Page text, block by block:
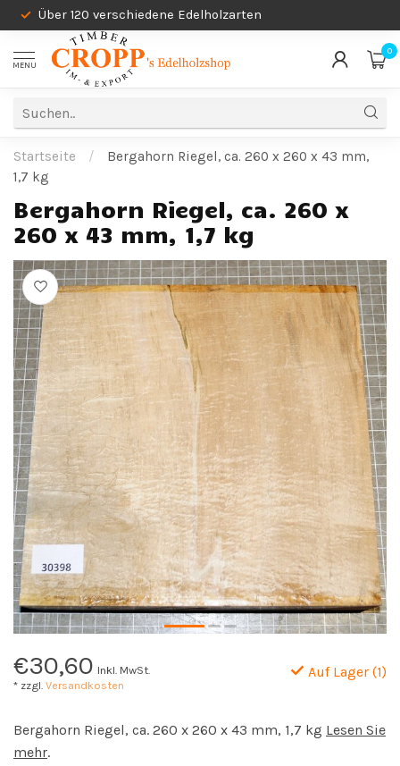
Über 120 verschiedene Edelholzarten
MENU
0
Startseite /
Bergahorn Riegel, ca. 260 x 260 x 43 mm,
1,7 kg
Bergahorn Riegel, ca. 260 x
260 x 43 mm, 1,7 kg
€30,60 Inkl. MwSt.
* zzgl. Versandkosten
Auf Lager (1)
Bergahorn Riegel, ca. 260 x 260 x 43 mm, 1,7 kg Lesen Sie
mehr.